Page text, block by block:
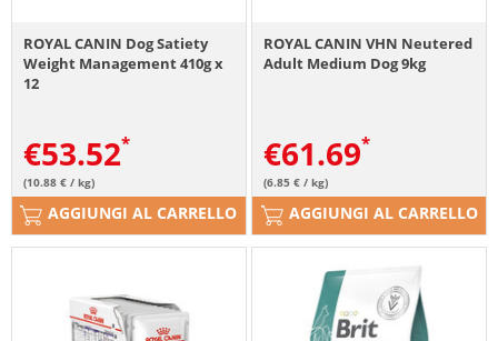
ROYAL CANIN Dog Satiety
Weight Management 410g x
12
€53.52
(10.88 € / kg)
AGGIUNGI AL CARRELLO
ROYAL CANIN VHN Neutered
Adult Medium Dog 9kg
€61.69
(6.85 € / kg)
AGGIUNGI AL CARRELLO